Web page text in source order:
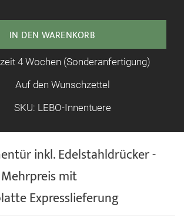
inkl. Edelstahldrücker -
mit
Expresslieferung
IN DEN WARENKORB
4 Wochen (Sonderanfertigung)
Auf den Wunschzettel
SKU: LEBO-Innentuere